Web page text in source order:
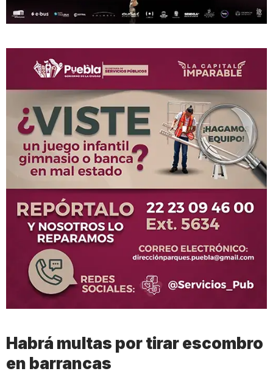
Habrá multas por tirar escombro
en barrancas